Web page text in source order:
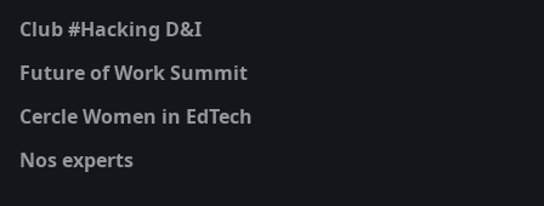
Club #Hacking D&I
Future of Work Summit
Cercle Women in EdTech
Nos experts